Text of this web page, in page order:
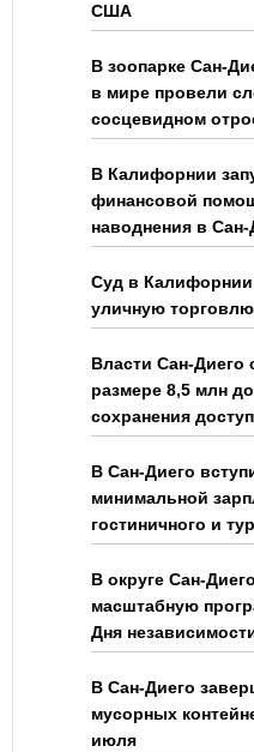
США
В зоопарке Сан-
в мире провели
сосцевидном
В Калифорнии
финансовой
наводнения в Сан-
Суд в Калифорнии
уличную
Власти Сан-Диего
размере 8,5 млн
сохранения
В Сан-Диего
минимальной
гостиничного и
В округе Сан-
масштабную
Дня
В Сан-Диего
мусорных
июля